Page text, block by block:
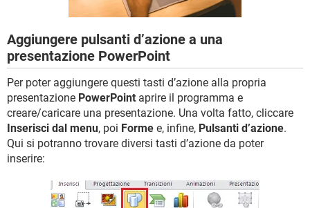
Aggiungere pulsanti d’azione a una
presentazione PowerPoint
Per poter aggiungere questi tasti d’azione alla propria
presentazione PowerPoint aprire il programma e
creare/caricare una presentazione. Una volta fatto, cliccare
Inserisci dal menu, poi Forme e, infine, Pulsanti d’azione.
Qui si potranno trovare diversi tasti d’azione da poter
inserire: